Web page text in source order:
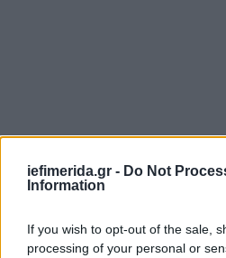
iefimerida.gr - Do Not
Information
If you wish to opt-out of the sale,
processing of your personal or